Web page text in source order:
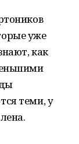
уже
как
теми, у